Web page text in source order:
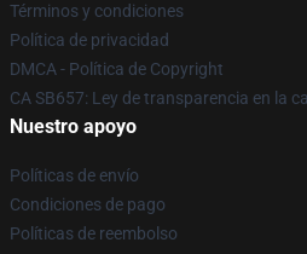
Términos y condiciones
Política de privacidad
DMCA - Política de Copyright
CA SB657: Ley de transparencia en la
Nuestro apoyo
Políticas de envío
Condiciones de pago
Políticas de reembolso